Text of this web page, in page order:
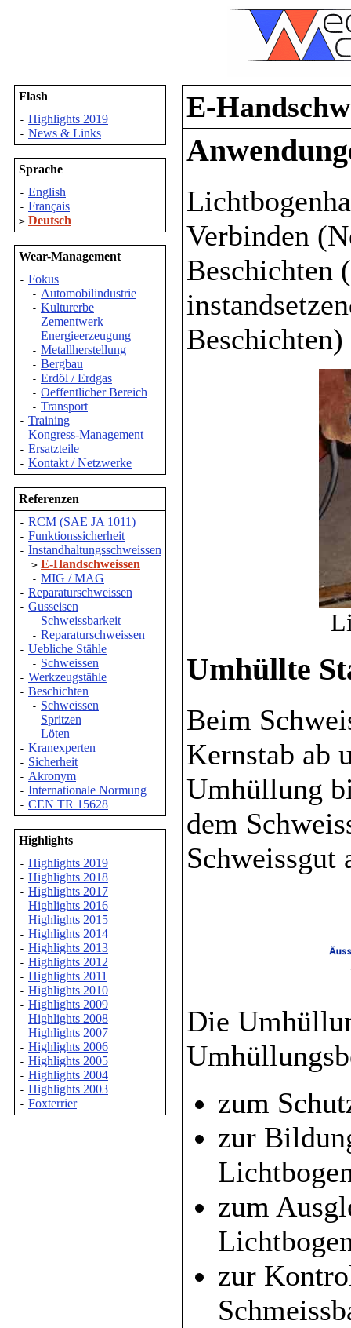
Flash
- Highlights 2019
- News & Links
Sprache
- English
- Français
> Deutsch
Wear-Management
- Fokus
- Automobilindustrie
- Kulturerbe
- Zementwerk
- Energieerzeugung
- Metallherstellung
- Bergbau
- Erdöl / Erdgas
- Oeffentlicher Bereich
- Transport
- Training
- Kongress-Management
- Ersatzteile
- Kontakt / Netzwerke
Referenzen
- RCM (SAE JA 1011)
- Funktionssicherheit
- Instandhaltungsschweissen
> E-Handschweissen
- MIG / MAG
- Reparaturschweissen
- Gusseisen
- Schweissbarkeit
- Reparaturschweissen
- Uebliche Stähle
- Schweissen
- Werkzeugstähle
- Beschichten
- Schweissen
- Spritzen
- Löten
- Kranexperten
- Sicherheit
- Akronym
- Internationale Normung
- CEN TR 15628
Highlights
- Highlights 2019
- Highlights 2018
- Highlights 2017
- Highlights 2016
- Highlights 2015
- Highlights 2014
- Highlights 2013
- Highlights 2012
- Highlights 2011
- Highlights 2010
- Highlights 2009
- Highlights 2008
- Highlights 2007
- Highlights 2006
- Highlights 2005
- Highlights 2004
- Highlights 2003
- Foxterrier
E-
Verbinden
Beschichten
Umhüllte
Beim
Kernstab ab
Umhüllung
dem
Schweissgut
Die
zum
zur
zum
zur